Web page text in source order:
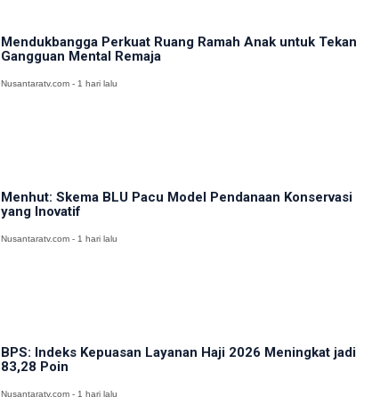
Mendukbangga Perkuat Ruang Ramah Anak untuk Tekan
Gangguan Mental Remaja
Nusantaratv.com - 1 hari lalu
Menhut: Skema BLU Pacu Model Pendanaan Konservasi
yang Inovatif
Nusantaratv.com - 1 hari lalu
BPS: Indeks Kepuasan Layanan Haji 2026 Meningkat jadi
83,28 Poin
Nusantaratv.com - 1 hari lalu